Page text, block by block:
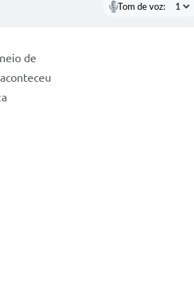
Tom de voz:
de